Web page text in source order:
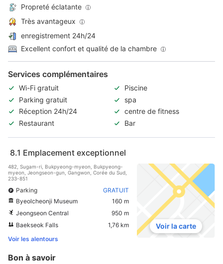
Propreté éclatante
Très avantageux
enregistrement 24h/24
Excellent confort et qualité de la chambre
Services complémentaires
Wi-Fi gratuit
Piscine
Parking gratuit
spa
Réception 24h/24
centre de fitness
Restaurant
Bar
8.1 Emplacement exceptionnel
482, Sugam-ri, Bukpyeong-myeon, Bukpyeong-
myeon, Jeongseon-gun, Gangwon, Corée du Sud,
233-851
Parking
GRATUIT
Byeolcheonji Museum
160 m
Jeongseon Central
950 m
Baekseok Falls
1,76 km
Voir les alentours
Voir la carte
Bon à savoir